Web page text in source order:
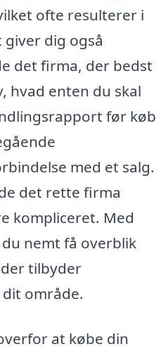
ofte resulterer i
dig også
det firma, der bedst
hvad enten du skal
før køb
med et salg.
det rette firma
kompliceret. Med
nemt få overblik
tilbyder
område.
at købe din